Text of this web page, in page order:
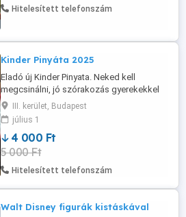
Hitelesített telefonszám
Kinder Pinyáta 2025
Eladó új Kinder Pinyata. Neked kell
megcsinálni, jó szórakozás gyerekekkel
együtt. Üres, csokikat kell belerakni.
Átmérő 45cm, 15cm széles. Doboz
mérete: 60x47x20cm Átvétel csak
személyesen a lakcímemen, Óbuda 3. ker.
III. kerület, Budapest
július 1
4 000 Ft
5 000 Ft
Hitelesített telefonszám
Walt Disney figurák kistáskával